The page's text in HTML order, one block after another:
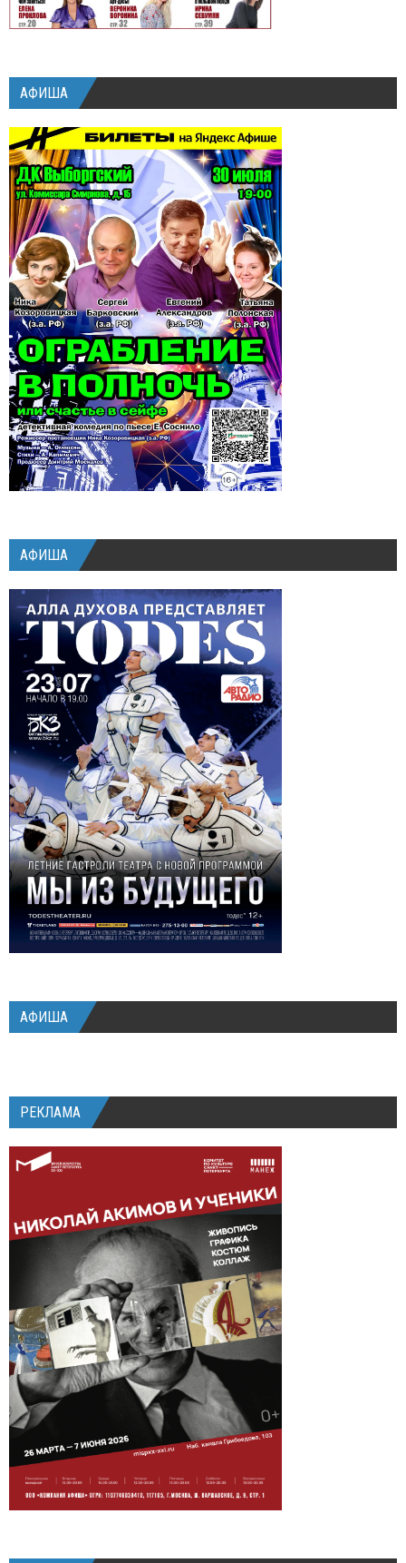
АФИША
АФИША
АФИША
РЕКЛАМА